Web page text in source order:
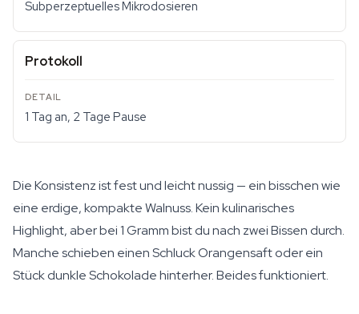
Subperzeptuelles Mikrodosieren
Protokoll
1 Tag an, 2 Tage Pause
Die Konsistenz ist fest und leicht nussig — ein bisschen wie
eine erdige, kompakte Walnuss. Kein kulinarisches
Highlight, aber bei 1 Gramm bist du nach zwei Bissen durch.
Manche schieben einen Schluck Orangensaft oder ein
Stück dunkle Schokolade hinterher. Beides funktioniert.